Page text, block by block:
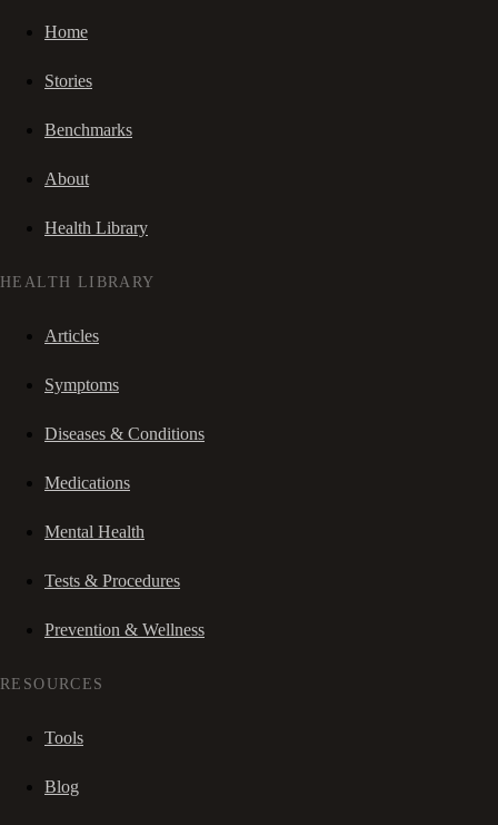
Home
Stories
Benchmarks
About
Health Library
HEALTH LIBRARY
Articles
Symptoms
Diseases & Conditions
Medications
Mental Health
Tests & Procedures
Prevention & Wellness
RESOURCES
Tools
Blog